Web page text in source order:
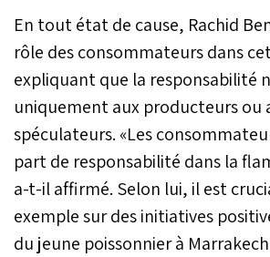
En tout état de cause, Rachid
rôle des consommateurs dans
expliquant que la responsabilité
uniquement aux producteurs ou
spéculateurs. «Les
part de responsabilité dans la
a-t-il affirmé. Selon lui, il est
exemple sur des initiatives
du jeune poissonnier à